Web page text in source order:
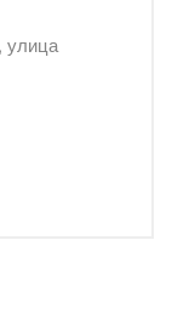
улица